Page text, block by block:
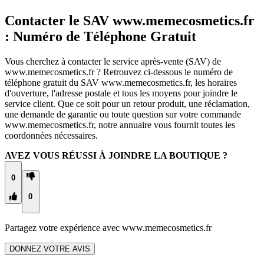
Contacter le SAV www.memecosmetics.fr
: Numéro de Téléphone Gratuit
Vous cherchez à contacter le service après-vente (SAV) de
www.memecosmetics.fr ? Retrouvez ci-dessous le numéro de
téléphone gratuit du SAV www.memecosmetics.fr, les horaires
d'ouverture, l'adresse postale et tous les moyens pour joindre le
service client. Que ce soit pour un retour produit, une réclamation,
une demande de garantie ou toute question sur votre commande
www.memecosmetics.fr, notre annuaire vous fournit toutes les
coordonnées nécessaires.
AVEZ VOUS RÉUSSI À JOINDRE LA BOUTIQUE ?
0
0
Partagez votre expérience avec www.memecosmetics.fr
DONNEZ VOTRE AVIS